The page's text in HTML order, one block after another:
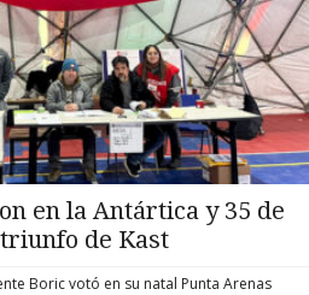
en la Antártica y 35 de
de Kast
Boric votó en su natal Punta Arenas